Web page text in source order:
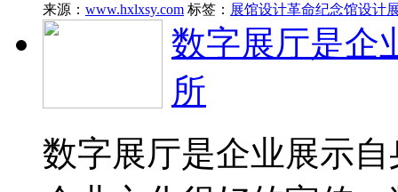
来源： www.hxlxsy.com 标签： 展馆设计革命纪念馆设计
数字展厅是企
所
数字展厅是企业展示